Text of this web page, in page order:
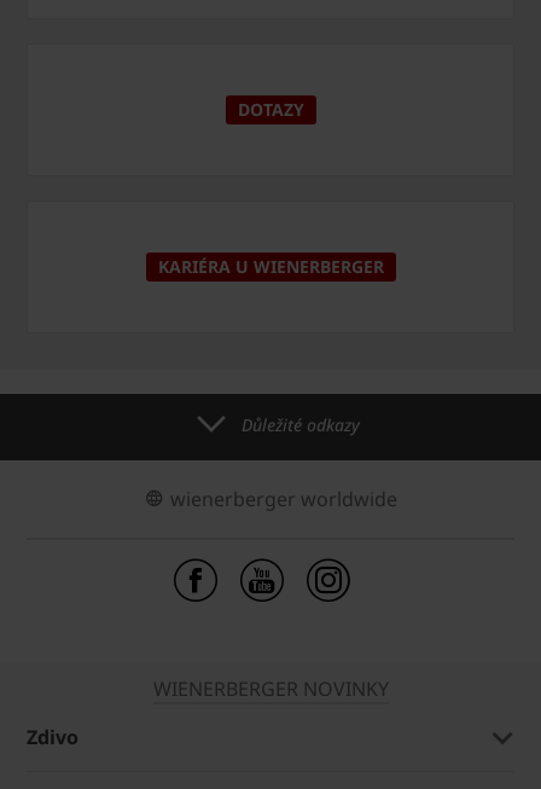
DOTAZY
KARIÉRA U WIENERBERGER
Důležité odkazy
wienerberger worldwide
WIENERBERGER NOVINKY
Zdivo